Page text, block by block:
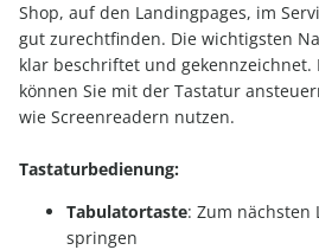
Shop, auf den Landingpages, im
gut zurechtfinden. Die wichtigsten
klar beschriftet und gekennzeichnet.
können Sie mit der Tastatur
wie Screenreadern nutzen.
Tastaturbedienung:
Tabulatortaste: Zum nächsten
springen